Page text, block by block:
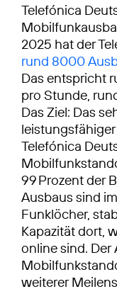
Telefónica
2025 hat der
rund 8000
Das entspricht
pro Stunde,
Das Ziel: Das
Telefónica
99 Prozent der
Ausbaus sind
Funklöcher,
Kapazität dort,
online sind. Der
weiterer